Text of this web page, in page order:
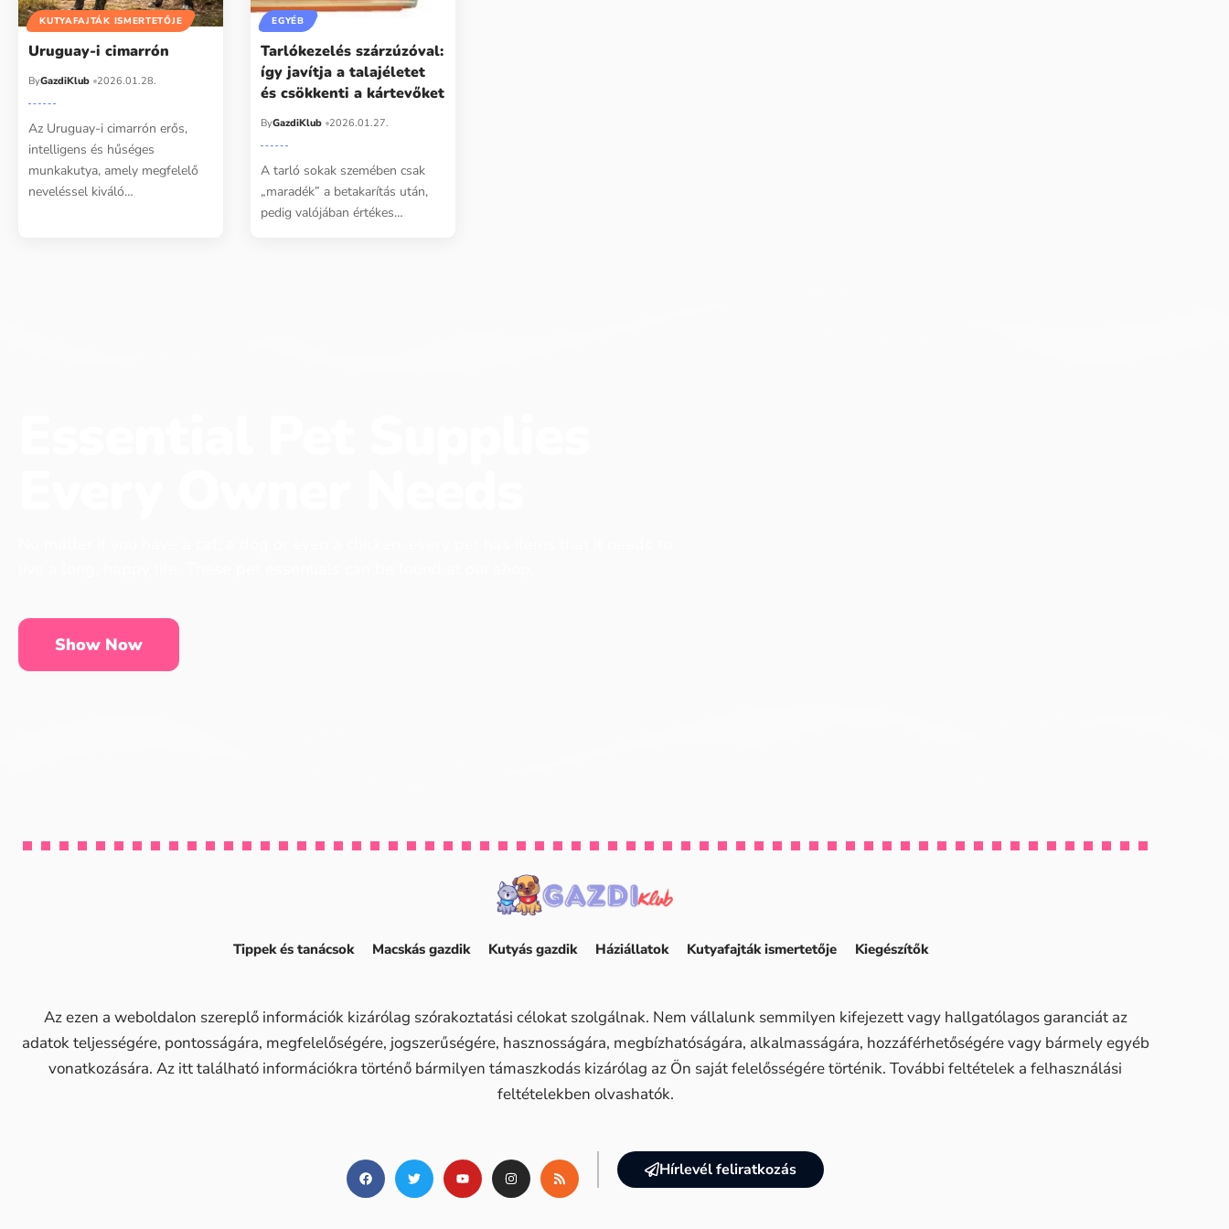
KUTYAFAJTÁK ISMERTETŐJE
Uruguay-i cimarrón
ByGazdiKlub 2026.01.28.
Az Uruguay-i cimarrón erős,
intelligens és hűséges
munkakutya, amely megfelelő
neveléssel kiváló…
EGYÉB
Tarlókezelés szárzúzóval:
így javítja a talajéletet
és csökkenti a kártevőket
ByGazdiKlub 2026.01.27.
A tarló sokak szemében csak
„maradék” a betakarítás után,
pedig valójában értékes…
Show Now
Tippek és tanácsok Macskás gazdik Kutyás gazdik Háziállatok Kutyafajták ismertetője Kiegészítők
Az ezen a weboldalon szereplő információk kizárólag szórakoztatási célokat szolgálnak. Nem vállalunk semmilyen kifejezett vagy hallgatólagos garanciát az
adatok teljességére, pontosságára, megfelelőségére, jogszerűségére, hasznosságára, megbízhatóságára, alkalmasságára, hozzáférhetőségére vagy bármely egyéb
vonatkozására. Az itt található információkra történő bármilyen támaszkodás kizárólag az Ön saját felelősségére történik. További feltételek a felhasználási
feltételekben olvashatók.
Hírlevél feliratkozás